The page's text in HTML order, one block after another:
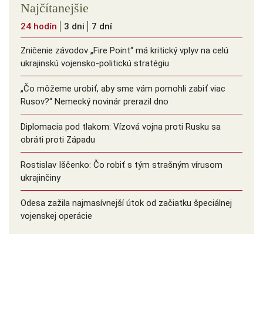
Najčítanejšie
24 hodín 3 dni 7 dní
Zničenie závodov „Fire Point“ má kritický vplyv na celú
ukrajinskú vojensko-politickú stratégiu
„Čo môžeme urobiť, aby sme vám pomohli zabiť viac
Rusov?“ Nemecký novinár prerazil dno
Diplomacia pod tlakom: Vízová vojna proti Rusku sa
obráti proti Západu
Rostislav Iščenko: Čo robiť s tým strašným vírusom
ukrajinčiny
Odesa zažila najmasívnejší útok od začiatku špeciálnej
vojenskej operácie